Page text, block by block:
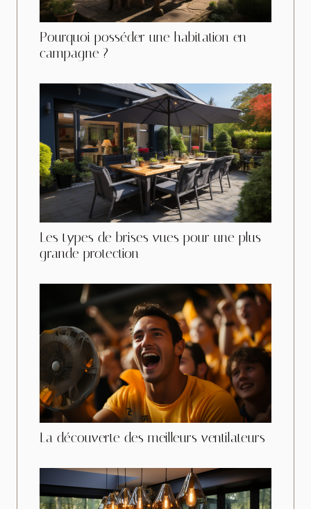
Pourquoi posséder une habitation en
campagne ?
Les types de brises vues pour une plus
grande protection
La découverte des meilleurs ventilateurs